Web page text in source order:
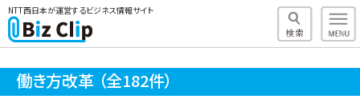
NTT西日本が運営するビジネス情報サイト
働き方改革 （全182件）